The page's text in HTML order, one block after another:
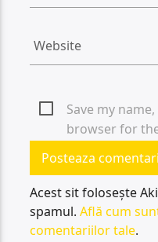
Save my
browser for
Acest sit folosește
spamul.Află cum
comentariilor tale.